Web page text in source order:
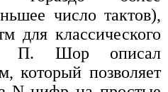
число тактов),
для классического
П. Шор описал
который позволяет